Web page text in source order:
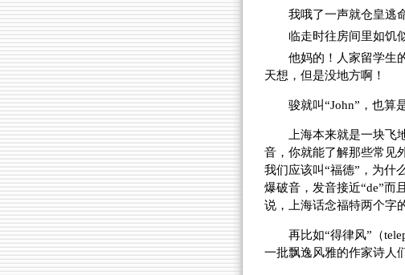
我哦了一声就仓皇逃
临走时往房间里如饥
他妈的！人家留学生
天想，但是没地方啊！
骏就叫“John”，也算
上海本来就是一块
音，你就能了解那些常见
我们应该叫“福德”，为什
爆破音，发音接近“de”而
说，上海话念福特两个字
再比如“得律风”（
一批飘逸风雅的作家诗人